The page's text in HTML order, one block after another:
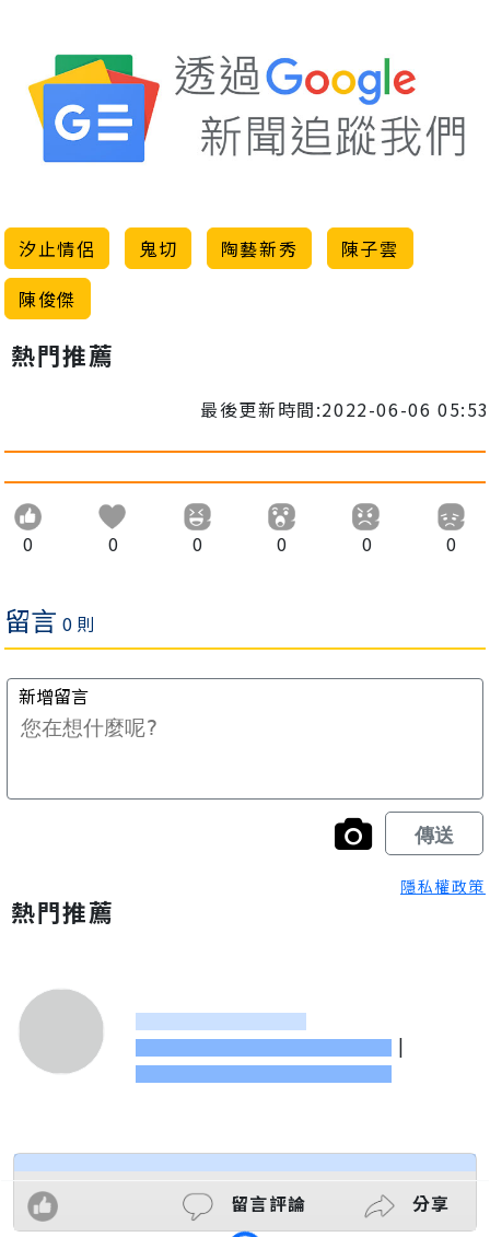
汐止情侶 鬼切 陶藝新秀
陳子雲
陳俊傑
熱門推薦
最後更新時間:2022-06-06 05:53
0 0 0 0 0 0
隱私權政策
熱門推薦
|
留言評論 分享